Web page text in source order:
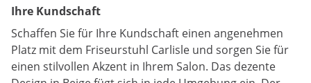
Ihre Kundschaft
Schaffen Sie für Ihre Kundschaft einen angenehmen
Platz mit dem Friseurstuhl Carlisle und sorgen Sie für
einen stilvollen Akzent in Ihrem Salon. Das dezente